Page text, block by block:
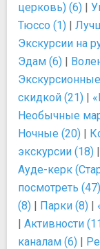
церковь) (6) |
Тюссо (1) |
Экскурсии на
Эдам (6) |
скидкой (21) |
Необычные
Ночные (20) |
экскурсии (18) |
Ауде-керк
посмотреть (47)
(8) | Парки (8) |
| Активности
каналам (6) |